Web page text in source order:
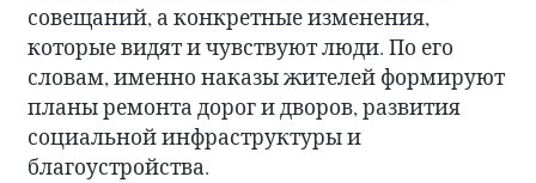
совещаний, а конкретные изменения,
которые видят и чувствуют люди. По его
словам, именно наказы жителей формируют
планы ремонта дорог и дворов, развития
социальной инфраструктуры и
благоустройства.